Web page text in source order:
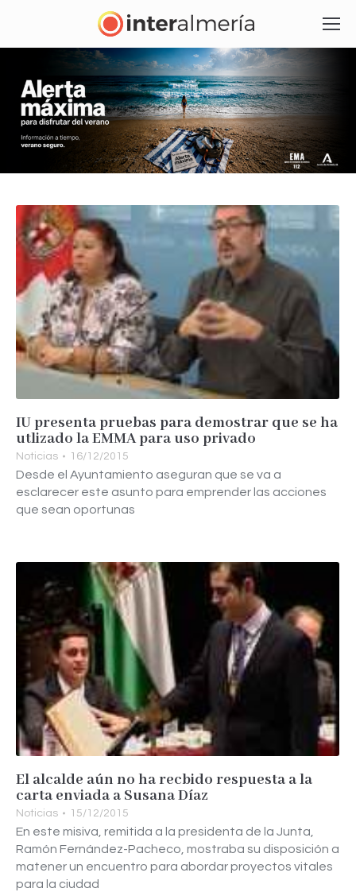
IU presenta pruebas para demostrar que se ha
utlizado la EMMA para uso privado
Noticias 16/12/2015
Desde el Ayuntamiento aseguran que se va a
esclarecer este asunto para emprender las acciones
que sean oportunas
El alcalde aún no ha recbido respuesta a la
carta enviada a Susana Díaz
Noticias 15/12/2015
En este misiva, remitida a la presidenta de la Junta,
Ramón Fernández-Pacheco, mostraba su disposición a
matener un encuentro para abordar proyectos vitales
para la ciudad